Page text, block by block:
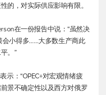
的，对实际供应影响有限。
在一份报告中说：“虽然决
会小得多……大多数生产商此
。”
示：“OPEC+对宏观情绪疲
景不确定性以及西方对俄罗